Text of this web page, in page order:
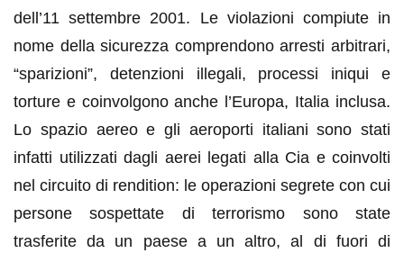
dell’11 settembre 2001. Le violazioni compiute in
nome della sicurezza comprendono arresti arbitrari,
“sparizioni”, detenzioni illegali, processi iniqui e
torture e coinvolgono anche l’Europa, Italia inclusa.
Lo spazio aereo e gli aeroporti italiani sono stati
infatti utilizzati dagli aerei legati alla Cia e coinvolti
nel circuito di rendition: le operazioni segrete con cui
persone sospettate di terrorismo sono state
trasferite da un paese a un altro, al di fuori di